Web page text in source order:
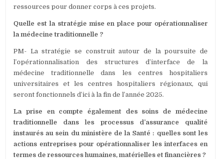
ressources pour donner corps à ces projets.
Quelle est la stratégie mise en place pour opérationnaliser
la médecine traditionnelle ?
PM- La stratégie se construit autour de la poursuite de
l’opérationnalisation des structures d’interface de la
médecine traditionnelle dans les centres hospitaliers
universitaires et les centres hospitaliers régionaux, qui
seront fonctionnels d’ici à la fin de l’année 2025.
La prise en compte également des soins de médecine
traditionnelle dans les processus d’assurance qualité
instaurés au sein du ministère de la Santé : quelles sont les
actions entreprises pour opérationnaliser les interfaces en
termes de ressources humaines, matérielles et financières ?